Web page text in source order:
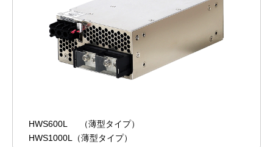
HWS600L
（薄型タイプ）
HWS1000L（薄型タイプ）